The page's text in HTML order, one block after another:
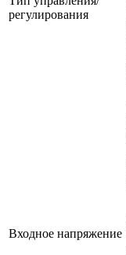
регулирования
Входное напряжение